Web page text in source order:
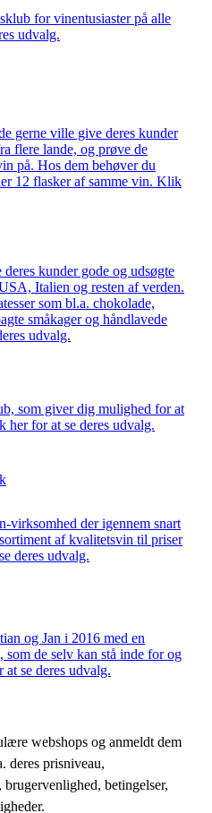
for vinentusiaster på alle
udvalg.
gerne ville give deres kunder
flere lande, og prøve de
på. Hos dem behøver du
12 flasker af samme vin. Klik
kunder gode og udsøgte
Italien og resten af verden.
som bl.a. chokolade,
småkager og håndlavede
udvalg.
som giver dig mulighed for at
for at se deres udvalg.
virksomhed der igennem snart
af kvalitetsvin til priser
deres udvalg.
og Jan i 2016 med en
de selv kan stå inde for og
se deres udvalg.
webshops og anmeldt dem
deres prisniveau,
betingelser,